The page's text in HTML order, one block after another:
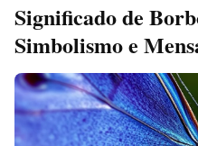
Significado de
Simbolismo e